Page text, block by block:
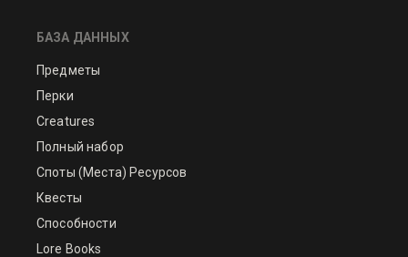
БАЗА ДАННЫХ
Предметы
Перки
Creatures
Полный набор
Споты (Места) Ресурсов
Квесты
Способности
Lore Books